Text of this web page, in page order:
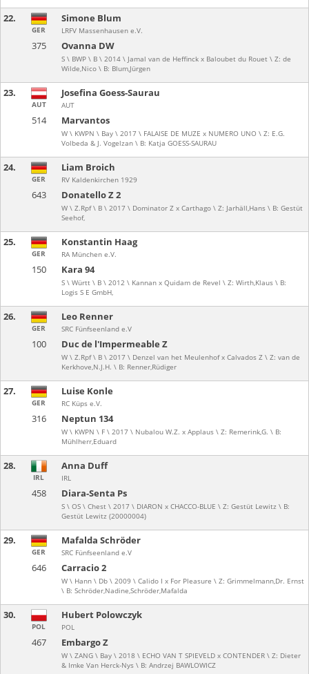
22.
375 Ovanna DW
S \ BWP \ B \ 2014 \ Jamal van de Heffinck x Baloubet du Rouet \ Z: de
Wilde,Nico \ B: Blum,Jürgen
GER
Simone Blum
LRFV Massenhausen e.V.
23.
514 Marvantos
W \ KWPN \ Bay \ 2017 \ FALAISE DE MUZE x NUMERO UNO \ Z: E.G.
Volbeda & J. Vogelzan \ B: Katja GOESS-SAURAU
AUT
Josefina Goess-Saurau
AUT
24.
643 Donatello Z 2
W \ Z.Rpf \ B \ 2017 \ Dominator Z x Carthago \ Z: Jarhäll,Hans \ B: Gestüt
Seehof,
GER
Liam Broich
RV Kaldenkirchen 1929
25.
150 Kara 94
S \ Württ \ B \ 2012 \ Kannan x Quidam de Revel \ Z: Wirth,Klaus \ B:
Logis S E GmbH,
GER
Konstantin Haag
RA München e.V.
26.
100 Duc de l'Impermeable Z
W \ Z.Rpf \ B \ 2017 \ Denzel van het Meulenhof x Calvados Z \ Z: van de
Kerkhove,N.J.H. \ B: Renner,Rüdiger
GER
Leo Renner
SRC Fünfseenland e.V
27.
316 Neptun 134
W \ KWPN \ F \ 2017 \ Nubalou W.Z. x Applaus \ Z: Remerink,G. \ B:
Mühlherr,Eduard
GER
Luise Konle
RC Küps e.V.
28.
458 Diara-Senta Ps
S \ OS \ Chest \ 2017 \ DIARON x CHACCO-BLUE \ Z: Gestüt Lewitz \ B:
Gestüt Lewitz (20000004)
IRL
Anna Duff
IRL
29.
646 Carracio 2
W \ Hann \ Db \ 2009 \ Calido I x For Pleasure \ Z: Grimmelmann,Dr. Ernst
\ B: Schröder,Nadine,Schröder,Mafalda
GER
Mafalda Schröder
SRC Fünfseenland e.V
30.
467 Embargo Z
W \ ZANG \ Bay \ 2018 \ ECHO VAN T SPIEVELD x CONTENDER \ Z: Dieter
& Imke Van Herck-Nys \ B: Andrzej BAWLOWICZ
POL
Hubert Polowczyk
POL